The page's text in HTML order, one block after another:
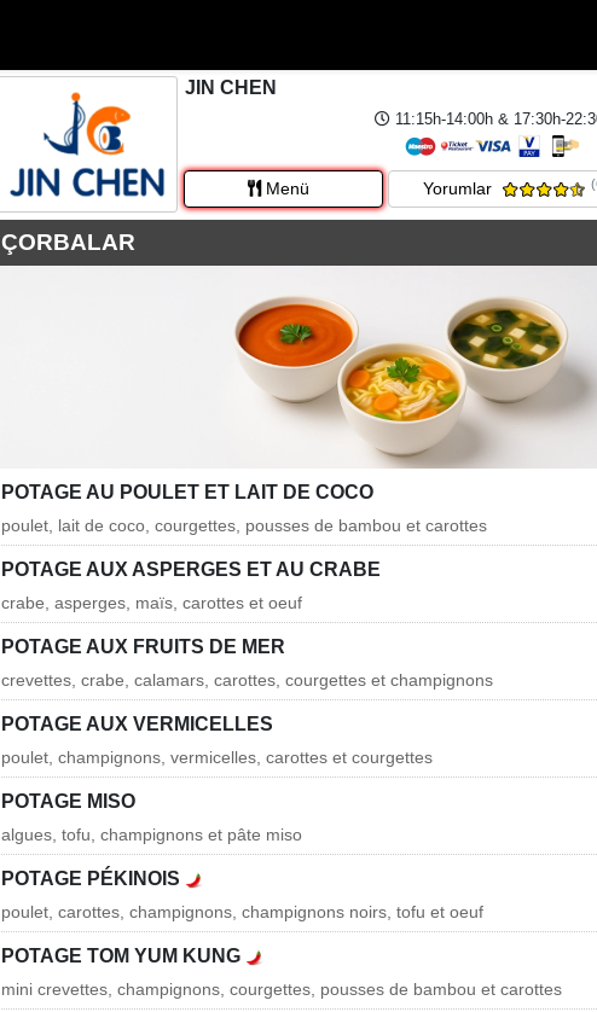
JIN CHEN
11:15h-14:00h & 17:30h-
Menü Yorumlar
ÇORBALAR
POTAGE AU POULET ET LAIT DE COCO
poulet, lait de coco, courgettes, pousses de bambou et carottes
POTAGE AUX ASPERGES ET AU CRABE
crabe, asperges, maïs, carottes et oeuf
POTAGE AUX FRUITS DE MER
crevettes, crabe, calamars, carottes, courgettes et champignons
POTAGE AUX VERMICELLES
poulet, champignons, vermicelles, carottes et courgettes
POTAGE MISO
algues, tofu, champignons et pâte miso
POTAGE PÉKINOIS
poulet, carottes, champignons, champignons noirs, tofu et oeuf
POTAGE TOM YUM KUNG
mini crevettes, champignons, courgettes, pousses de bambou et carottes